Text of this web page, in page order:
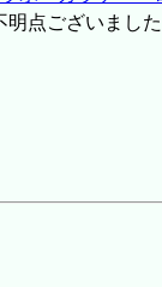
点ございまし